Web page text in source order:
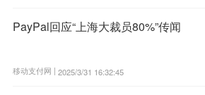
PayPal回应“上海大裁员80%”传闻
移动支付网 | 2025/3/31 16:32:45